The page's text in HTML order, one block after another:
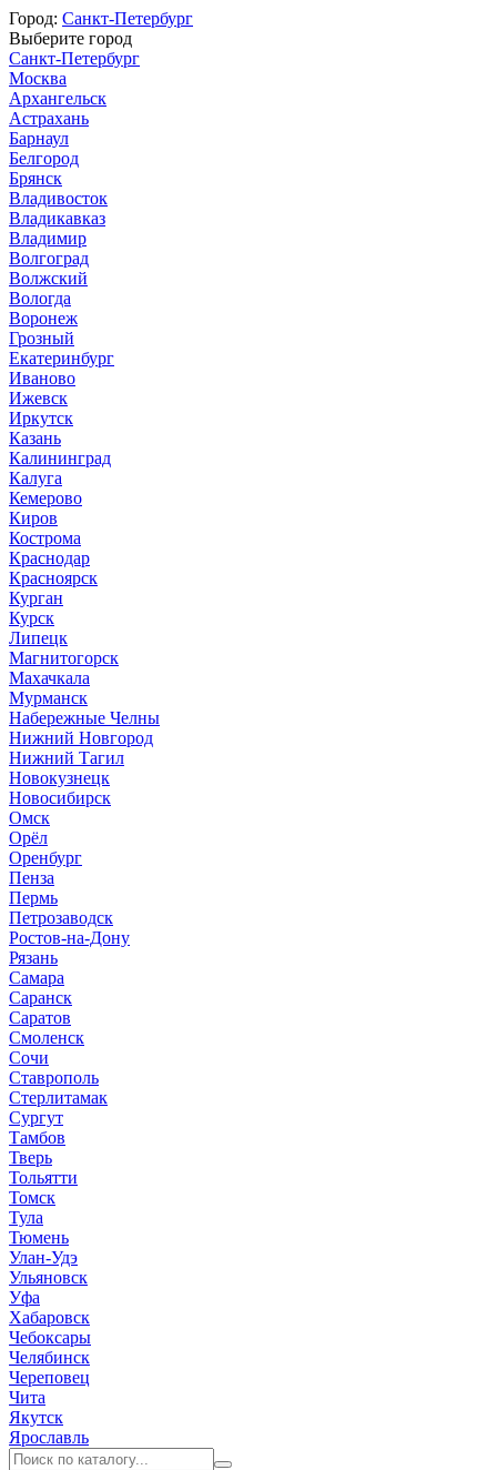
Город: Санкт-Петербург
Выберите город
Санкт-Петербург
Москва
Архангельск
Астрахань
Барнаул
Белгород
Брянск
Владивосток
Владикавказ
Владимир
Волгоград
Волжский
Вологда
Воронеж
Грозный
Екатеринбург
Иваново
Ижевск
Иркутск
Казань
Калининград
Калуга
Кемерово
Киров
Кострома
Краснодар
Красноярск
Курган
Курск
Липецк
Магнитогорск
Махачкала
Мурманск
Набережные Челны
Нижний Новгород
Нижний Тагил
Новокузнецк
Новосибирск
Омск
Орёл
Оренбург
Пенза
Пермь
Петрозаводск
Ростов-на-Дону
Рязань
Самара
Саранск
Саратов
Смоленск
Сочи
Ставрополь
Стерлитамак
Сургут
Тамбов
Тверь
Тольятти
Томск
Тула
Тюмень
Улан-Удэ
Ульяновск
Уфа
Хабаровск
Чебоксары
Челябинск
Череповец
Чита
Якутск
Ярославль